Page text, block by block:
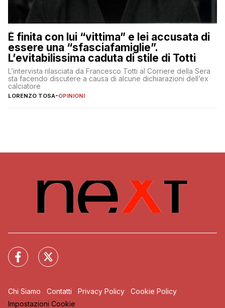
È finita con lui “vittima” e lei accusata di
essere una “sfasciafamiglie”.
L’evitabilissima caduta di stile di Totti
L’intervista rilasciata da Francesco Totti al Corriere della Sera
sta facendo discutere a causa di alcune dichiarazioni dell’ex
calciatore
LORENZO TOSA-OPINIONI
Chi Siamo Contatti Privacy Policy
Cookie Policy
Impostazioni Cookie